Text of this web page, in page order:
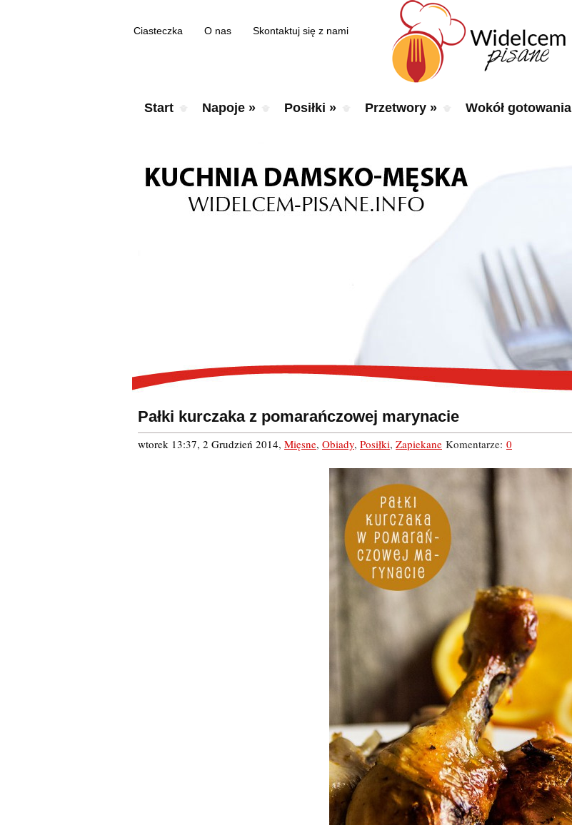
Ciasteczka O nas Skontaktuj się z nami
Start Napoje » Posiłki » Przetwory » Wokół gotowania
Pałki kurczaka z pomarańczowej marynacie
wtorek 13:37, 2 Grudzień 2014, Mięsne, Obiady, Posiłki, Zapiekane Komentarze: 0